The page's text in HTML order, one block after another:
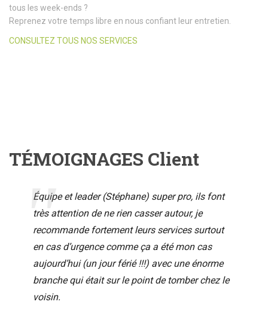
tous les week-ends ?
Reprenez votre temps libre en nous confiant leur entretien.
CONSULTEZ TOUS NOS SERVICES
TÉMOIGNAGES Client
Équipe et leader (Stéphane) super pro, ils font
très attention de ne rien casser autour, je
recommande fortement leurs services surtout
en cas d’urgence comme ça a été mon cas
aujourd’hui (un jour férié !!!) avec une énorme
branche qui était sur le point de tomber chez le
voisin.